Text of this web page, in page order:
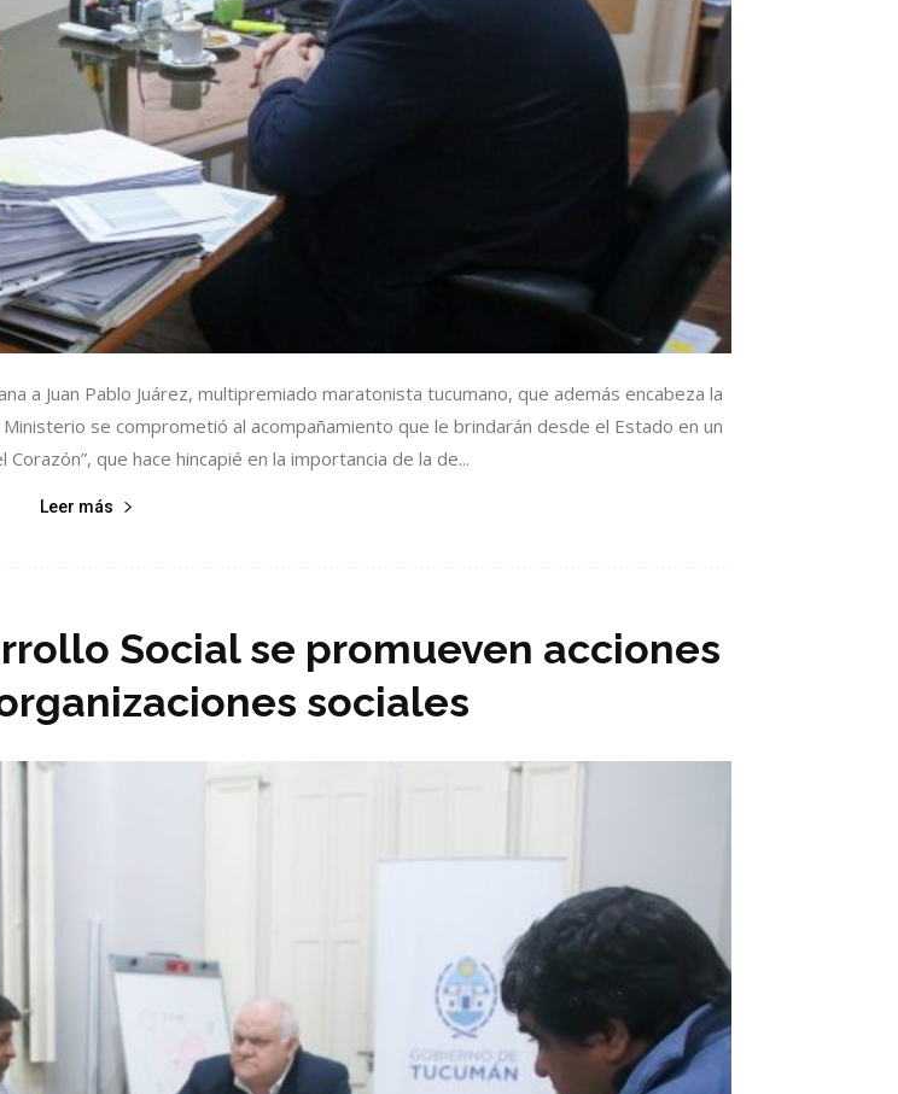
a Juan Pablo Juárez, multipremiado maratonista tucumano, que además encabeza la
se comprometió al acompañamiento que le brindarán desde el Estado en un
que hace hincapié en la importancia de la de...
Leer más
Social se promueven acciones
sociales